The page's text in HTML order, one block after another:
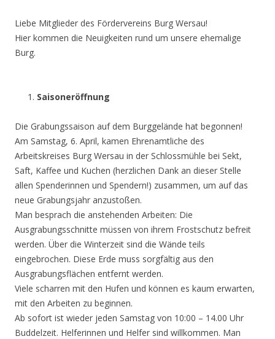
Liebe Mitglieder des Fördervereins Burg Wersau!
Hier kommen die Neuigkeiten rund um unsere ehemalige
Burg.
Saisoneröffnung
Die Grabungssaison auf dem Burggelände hat begonnen!
Am Samstag, 6. April, kamen Ehrenamtliche des
Arbeitskreises Burg Wersau in der Schlossmühle bei Sekt,
Saft, Kaffee und Kuchen (herzlichen Dank an dieser Stelle
allen Spenderinnen und Spendern!) zusammen, um auf das
neue Grabungsjahr anzustoßen.
Man besprach die anstehenden Arbeiten: Die
Ausgrabungsschnitte müssen von ihrem Frostschutz befreit
werden. Über die Winterzeit sind die Wände teils
eingebrochen. Diese Erde muss sorgfältig aus den
Ausgrabungsflächen entfernt werden.
Viele scharren mit den Hufen und können es kaum erwarten,
mit den Arbeiten zu beginnen.
Ab sofort ist wieder jeden Samstag von 10:00 – 14.00 Uhr
Buddelzeit. Helferinnen und Helfer sind willkommen. Man